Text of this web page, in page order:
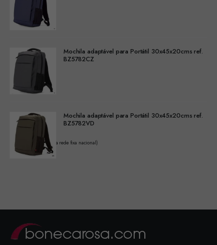
Mochila adaptável para Portátil 30x45x20cms ref.
BZ5782CZ
Mochila adaptável para Portátil 30x45x20cms ref.
BZ5782VD
(Chamada para a rede fixa nacional)